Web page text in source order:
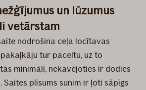
un lūzumus
vetārstam
nodrošina ceļa locītavas
tur paceltu, uz to
minimāli, nekavējoties ir dodies
plīsums sunim ir ļoti sāpīgs